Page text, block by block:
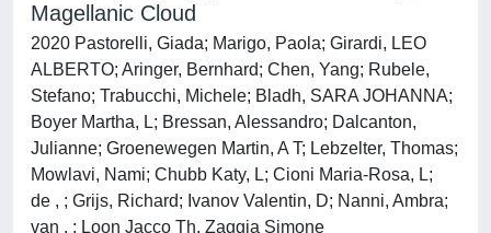
Magellanic Cloud
2020 Pastorelli, Giada; Marigo, Paola; Girardi, LEO
ALBERTO; Aringer, Bernhard; Chen, Yang; Rubele,
Stefano; Trabucchi, Michele; Bladh, SARA JOHANNA;
Boyer Martha, L; Bressan, Alessandro; Dalcanton,
Julianne; Groenewegen Martin, A T; Lebzelter, Thomas;
Mowlavi, Nami; Chubb Katy, L; Cioni Maria-Rosa, L;
de , ; Grijs, Richard; Ivanov Valentin, D; Nanni, Ambra;
van , ; Loon Jacco Th, Zaggia Simone